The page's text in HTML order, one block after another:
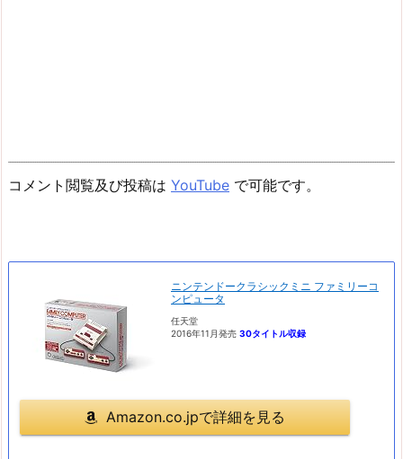
コメント閲覧及び投稿は YouTube で可能です。
ニンテンドークラシックミニ ファミリーコ
ンピュータ
任天堂
2016年11月発売 30タイトル収録
Amazon.co.jpで詳細を見る